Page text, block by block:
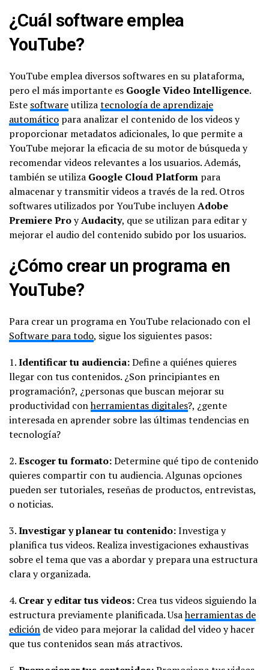
¿Cuál software emplea
YouTube?
YouTube emplea diversos softwares en su plataforma,
pero el más importante es Google Video Intelligence.
Este softwareutilizatecnología de aprendizaje
automático para analizar el contenido de los videos y
proporcionar metadatos adicionales, lo que permite a
YouTube mejorar la eficacia de su motor de búsqueda y
recomendar videos relevantes a los usuarios. Además,
también se utiliza Google Cloud Platform para
almacenar y transmitir videos a través de la red. Otros
softwares utilizados por YouTube incluyenAdobe
Premiere ProyAudacity, que se utilizan para editar y
mejorar el audio del contenido subido por los usuarios.
¿Cómo crear un programa en
YouTube?
Para crear un programa en YouTube relacionado con el
Software para todo, sigue los siguientes pasos:
1.Identificar tu audiencia:Define a quiénes quieres
llegar con tus contenidos. ¿Son principiantes en
programación?, ¿personas que buscan mejorar su
productividad conherramientas digitales?, ¿gente
interesada en aprender sobre las últimas tendencias en
tecnología?
2.Escoger tu formato:Determine qué tipo de contenido
quieres compartir con tu audiencia. Algunas opciones
pueden ser tutoriales, reseñas de productos, entrevistas,
o noticias.
3.Investigar y planear tu contenido:Investiga y
planifica tus videos. Realiza investigaciones exhaustivas
sobre el tema que vas a abordar y prepara una estructura
clara y organizada.
4. Crear y editar tus videos: Crea tus videos siguiendo la
estructura previamente planificada. Usaherramientas de
edición de video para mejorar la calidad del video y hacer
que tus contenidos sean más atractivos.